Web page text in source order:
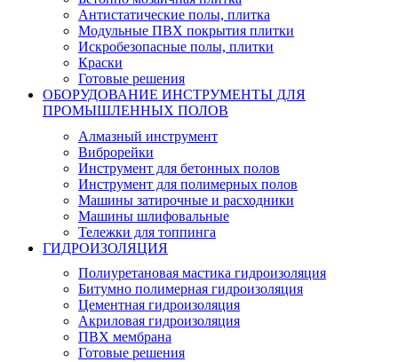
Антистатические полы, плитка
Модульные ПВХ покрытия плитки
Искробезопасные полы, плитки
Краски
Готовые решения
ОБОРУДОВАНИЕ ИНСТРУМЕНТЫ ДЛЯ
ПРОМЫШЛЕННЫХ ПОЛОВ
Алмазный инструмент
Виброрейки
Инструмент для бетонных полов
Инструмент для полимерных полов
Машины затирочные и расходники
Машины шлифовальные
Тележки для топпинга
ГИДРОИЗОЛЯЦИЯ
Полиуретановая мастика гидроизоляция
Битумно полимерная гидроизоляция
Цементная гидроизоляция
Акриловая гидроизоляция
ПВХ мембрана
Готовые решения